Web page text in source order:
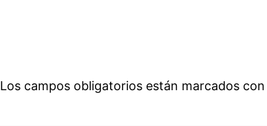
Los campos obligatorios están marcados